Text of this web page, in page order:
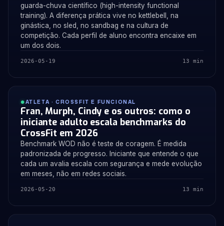
guarda-chuva científico (high-intensity functional
training). A diferença prática vive no kettlebell, na
ginástica, no sled, no sandbag e na cultura de
competição. Cada perfil de aluno encontra encaixe em
um dos dois.
2026-05-19 13 min
ATLETA · CROSSFIT E FUNCIONAL
Fran, Murph, Cindy e os outros: como o
iniciante adulto escala benchmarks do
CrossFit em 2026
Benchmark WOD não é teste de coragem. É medida
padronizada de progresso. Iniciante que entende o que
cada um avalia escala com segurança e mede evolução
em meses, não em redes sociais.
2026-05-20 13 min